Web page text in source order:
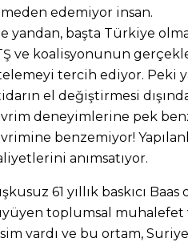
edemiyor insan.
yandan, başta Türkiye
ve koalisyonunun
tercih ediyor. Peki
el değiştirmesi
deneyimlerine pek
benzemiyor!
anımsatıyor.
61 yıllık baskıcı
toplumsal muhalefet
vardı ve bu ortam,